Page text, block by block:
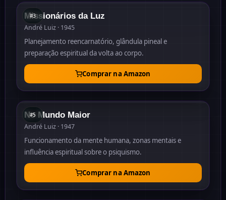
#3
Missionários da Luz
André Luiz · 1945
Planejamento reencarnatório, glândula pineal e
preparação espiritual da volta ao corpo.
Comprar na Amazon
1947
#5
No Mundo Maior
André Luiz · 1947
Funcionamento da mente humana, zonas mentais e
influência espiritual sobre o psiquismo.
Comprar na Amazon
1968